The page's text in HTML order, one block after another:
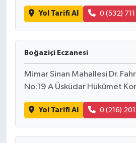
Yol Tarifi Al 0 (532)
Boğaziçi Eczanesi
Mimar Sinan Mahallesi Dr.
No:19 A Üsküdar Hükümet
Yol Tarifi Al 0 (216)